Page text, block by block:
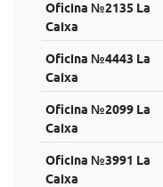
Oficina №2135 La
Caixa
Oficina №4443 La
Caixa
Oficina №2099 La
Caixa
Oficina №3991 La
Caixa